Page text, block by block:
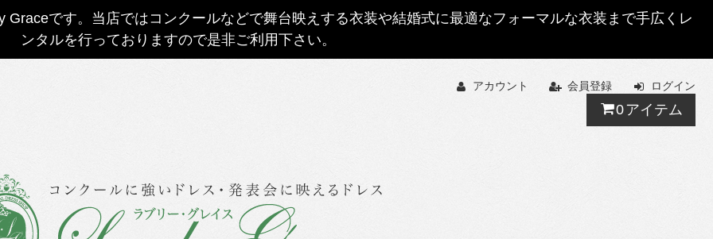
です。当店ではコンクールなどで舞台映えする衣装や結婚式に最適なフォーマルな衣装まで手広くレ
ンタルを行っておりますので是非ご利用下さい。
アカウント 会員登録 ログイン
0アイテム